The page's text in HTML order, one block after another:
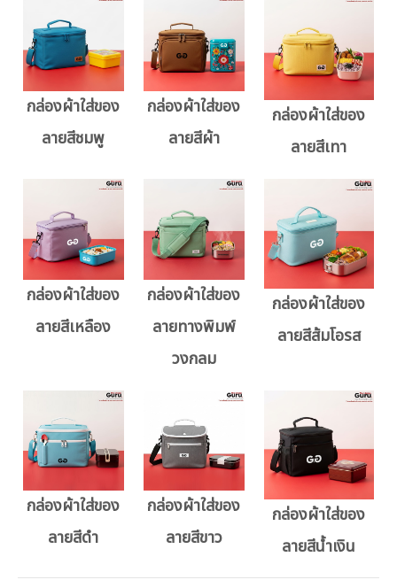
กล่องผ้าใส่ของ
ลายสีชมพู
กล่องผ้าใส่ของ
ลายสีผ้า
กล่องผ้าใส่ของ
ลายสีเทา
กล่องผ้าใส่ของ
ลายสีเหลือง
กล่องผ้าใส่ของ
ลายทางพิมพ์
วงกลม
กล่องผ้าใส่ของ
ลายสีส้มโอรส
กล่องผ้าใส่ของ
ลายสีดำ
กล่องผ้าใส่ของ
ลายสีขาว
กล่องผ้าใส่ของ
ลายสีน้ำเงิน